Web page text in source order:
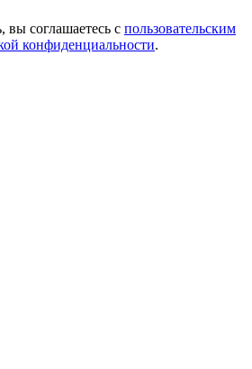
соглашаетесь с пользовательским
конфиденциальности.